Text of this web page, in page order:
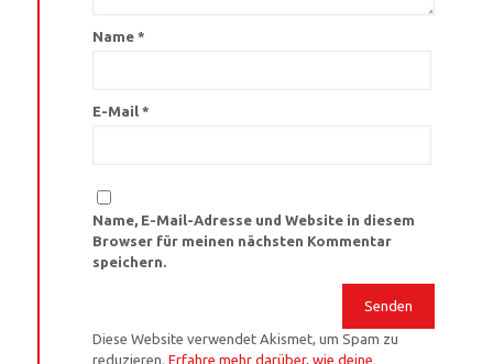
Name *
E-Mail *
Name, E-Mail-Adresse und Website in diesem
Browser für meinen nächsten Kommentar
speichern.
Diese Website verwendet Akismet, um Spam zu
reduzieren. Erfahre mehr darüber, wie deine